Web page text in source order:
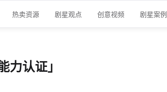
热卖资源 剧星观点 创意视频 剧星案例
认证」